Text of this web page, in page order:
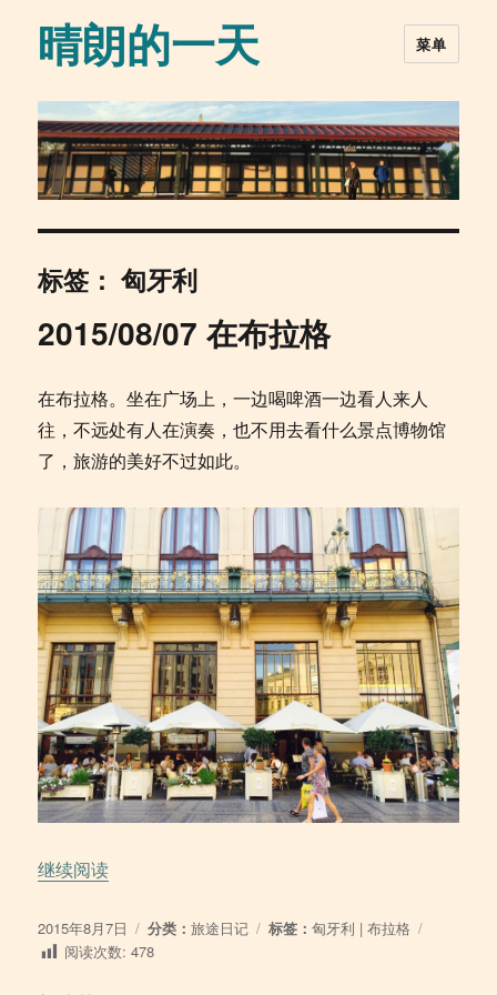
晴朗的一天 菜单
标签：匈牙利
2015/08/07 在布拉格
在布拉格。坐在广场上，一边喝啤酒一边看人来人
往，不远处有人在演奏，也不用去看什么景点博物馆
了，旅游的美好不过如此。
继续阅读“2015/08/07 在布拉格”
发
布
2015年8月7日
分
类
分类：旅途日记
标
标签：匈牙利 |布拉格
阅读次数: 478